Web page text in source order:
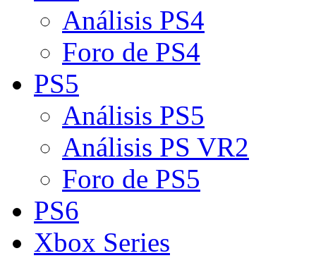
Análisis PS4
Foro de PS4
PS5
Análisis PS5
Análisis PS VR2
Foro de PS5
PS6
Xbox Series